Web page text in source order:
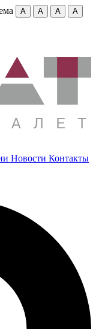
A A A
A
Новости Контакты